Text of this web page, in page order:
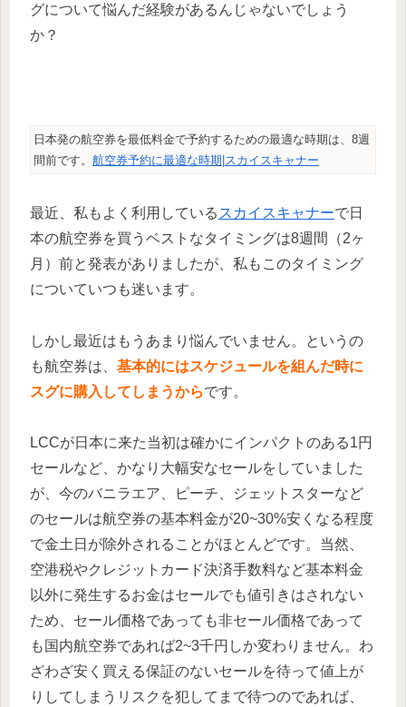
グについて悩んだ経験があるんじゃないでしょう
か？
日本発の航空券を最低料金で予約するための最適な時期は、8週
間前です。 航空券予約に最適な時期|スカイスキャナー
最近、私もよく利用している スカイスキャナーで日
本の航空券を買うベストなタイミングは8週間（2ヶ
月）前と発表がありましたが、私もこのタイミング
についていつも迷います。
しかし最近はもうあまり悩んでいません。というの
も航空券は、 基本的にはスケジュールを組んだ時に
スグに購入してしまうからです。
LCCが日本に来た当初は確かにインパクトのある1円
セールなど、かなり大幅安なセールをしていました
が、今のバニラエア、ピーチ、ジェットスターなど
のセールは航空券の基本料金が20~30%安くなる程度
で金土日が除外されることがほとんどです。当然、
空港税やクレジットカード決済手数料など基本料金
以外に発生するお金はセールでも値引きはされない
ため、セール価格であっても非セール価格であって
も国内航空券であれば2~3千円しか変わりません。わ
ざわざ安く買える保証のないセールを待って値上が
りしてしまうリスクを犯してまで待つのであれば、